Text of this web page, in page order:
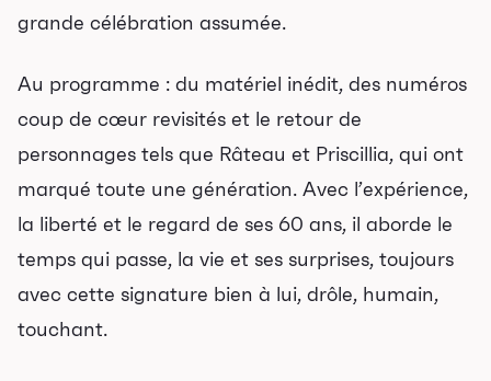
grande célébration assumée.
Au programme : du matériel inédit, des numéros
coup de cœur revisités et le retour de
personnages tels que Râteau et Priscillia, qui ont
marqué toute une génération. Avec l’expérience,
la liberté et le regard de ses 60 ans, il aborde le
temps qui passe, la vie et ses surprises, toujours
avec cette signature bien à lui, drôle, humain,
touchant.